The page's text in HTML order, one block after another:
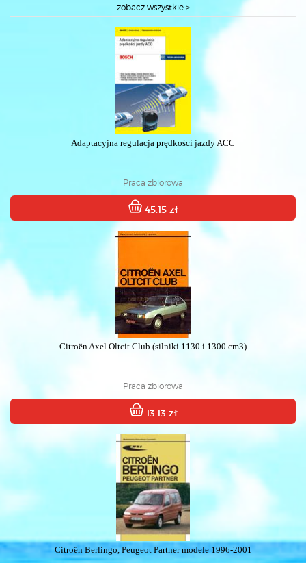
zobacz wszystkie >
Adaptacyjna regulacja prędkości jazdy ACC
Praca zbiorowa
45.15 zł
Citroën Axel Oltcit Club (silniki 1130 i 1300 cm3)
Praca zbiorowa
13.13 zł
Citroën Berlingo, Peugeot Partner modele 1996-2001